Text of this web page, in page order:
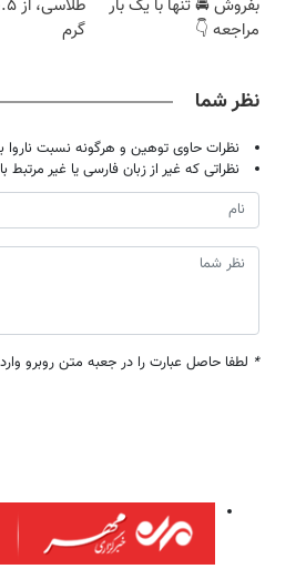
بفروش 🚘 تنها با یک بار
مراجعه 👇
گرم
نظر شما
نظرات حاوی توهین و هرگونه نسبت
نظراتی که غیر از زبان فارسی یا غیر
* لطفا حاصل عبارت را در جعبه متن روبرو